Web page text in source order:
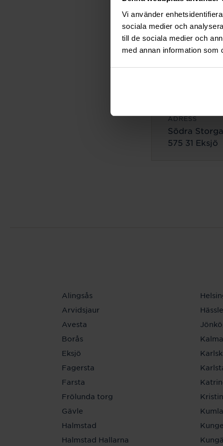
Vi använder
sociala medier och
till de sociala medier och
med annan information som
Lilla
503 35 Borås
ADRESS
Södra
575 31 Eksjö
Alingsås
Arvidsjaur
Avesta
Borås
Eksjö
Fagersta
Farsta
Frölunda torg
Gävle
Halmstad
Halmstad Hallarna
Kumla